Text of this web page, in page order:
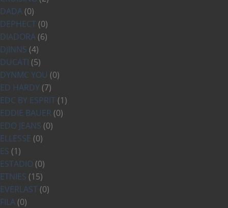
DADA (0)
DEPHECT (0)
DIADORA (6)
DJINNS (4)
DUCATI (5)
DYNMC YOU (0)
ED HARDY (7)
EDC BY ESPRIT (1)
EDDIE BAUER (0)
EDO JEANS (0)
ELLESSE (0)
ES (1)
ESTADIO (0)
ETNIES (15)
EVERLAST (0)
FILA (0)